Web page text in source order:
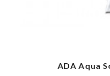
ADA Aqua